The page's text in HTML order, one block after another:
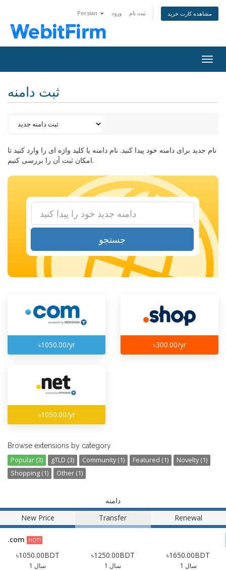
Persian ورود ثبت نام مشاهده کارت خرید
ثبت دامنه
نام جدید برای دامنه خود پیدا کنید. نام دامنه یا کلید واژه ای را وارد کنید تا
امکان ثبت آن را بررسی کنیم.
جستجو
৳1050.00/yr ৳300.00/yr
৳1050.00/yr
Browse extensions by category
Popular (3) gTLD (3) Community (1) Featured (1)
Novelty (1)
Shopping (1)
Other (1)
دامنه
New Price
Transfer Renewal
.com HOT!
৳1050.00BDT
1 سال
৳1250.00BDT
1 سال
৳1650.00BDT
1 سال